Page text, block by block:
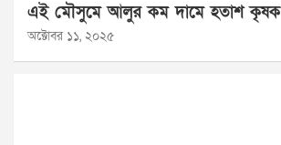
এই মৌসুমে আলুর কম দামে হতাশ কৃষক
অক্টোবর ১১, ২০২৫